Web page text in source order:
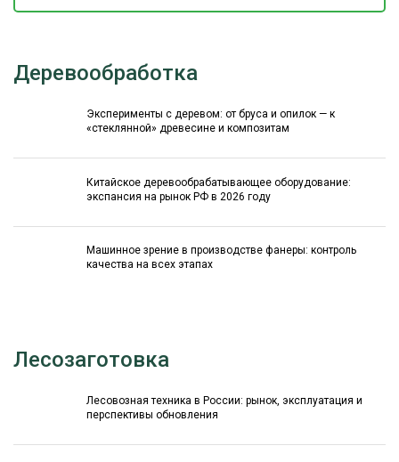
Деревообработка
Эксперименты с деревом: от бруса и опилок — к
«стеклянной» древесине и композитам
Китайское деревообрабатывающее оборудование:
экспансия на рынок РФ в 2026 году
Машинное зрение в производстве фанеры: контроль
качества на всех этапах
Лесозаготовка
Лесовозная техника в России: рынок, эксплуатация и
перспективы обновления